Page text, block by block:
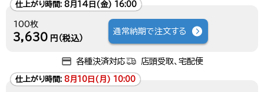
仕上がり時間: 8月14日(金) 16:00
100枚
3,630 円（税込）
通常納期で注文する
各種決済対応 店頭受取、宅配便
仕上がり時間: 8月10日(月) 10:00